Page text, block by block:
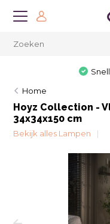
Home
Hoyz Collection -
34x34x150 cm
Bekijk alles Lampen